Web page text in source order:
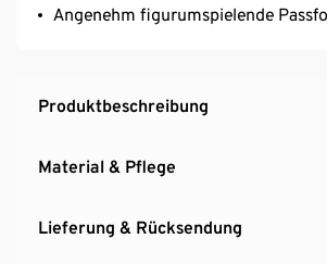
Angenehm figurumspielende
Produktbeschreibung
Material & Pflege
Lieferung & Rücksendung